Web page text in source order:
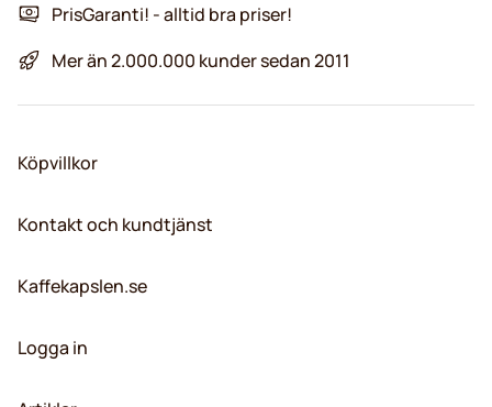
PrisGaranti! - alltid bra priser!
Mer än 2.000.000 kunder sedan 2011
Köpvillkor
Kontakt och kundtjänst
Kaffekapslen.se
Logga in